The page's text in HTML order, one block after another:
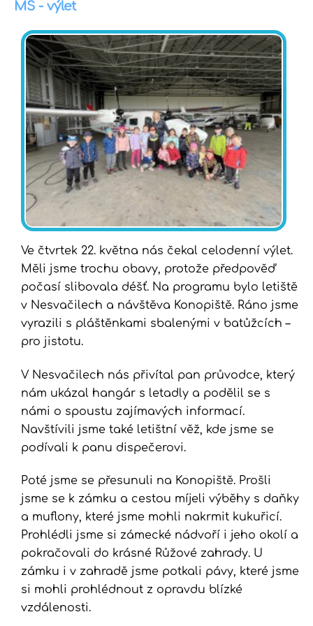
MŠ - výlet
Ve čtvrtek 22. května nás čekal celodenní výlet.
Měli jsme trochu obavy, protože předpověď
počasí slibovala déšť. Na programu bylo letiště
v Nesvačilech a návštěva Konopiště. Ráno jsme
vyrazili s pláštěnkami sbalenými v batůžcích –
pro jistotu.
V Nesvačilech nás přivítal pan průvodce, který
nám ukázal hangár s letadly a podělil se s
námi o spoustu zajímavých informací.
Navštívili jsme také letištní věž, kde jsme se
podívali k panu dispečerovi.
Poté jsme se přesunuli na Konopiště. Prošli
jsme se k zámku a cestou míjeli výběhy s daňky
a muflony, které jsme mohli nakrmit kukuřicí.
Prohlédli jsme si zámecké nádvoří i jeho okolí a
pokračovali do krásné Růžové zahrady. U
zámku i v zahradě jsme potkali pávy, které jsme
si mohli prohlédnout z opravdu blízké
vzdálenosti.